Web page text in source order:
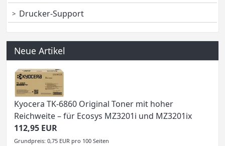
Drucker-Support
Neue Artikel
Kyocera TK-6860 Original Toner mit hoher
Reichweite – für Ecosys MZ3201i und MZ3201ix
112,95 EUR
Grundpreis: 0,75 EUR pro 100 Seiten